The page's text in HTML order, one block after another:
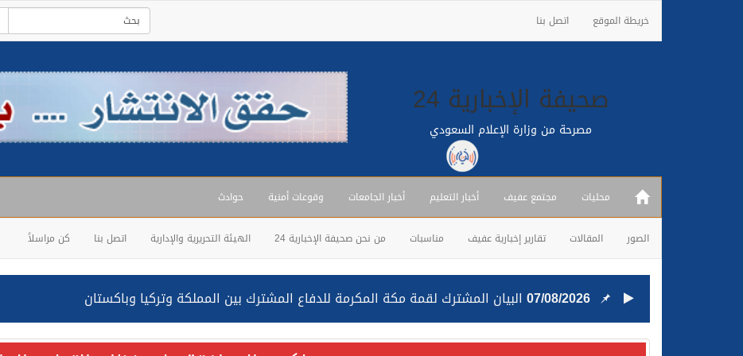
خريطة الموقع اتصل بنا
صحيفة الإخبارية 24
مصرحة من وزارة الإعلام السعودي
محليات مجتمع عفيف أخبار التعليم أخبار الجامعات وقوعات أمنية حوادث
الصور المقالات تقارير إخبارية عفيف مناسبات من نحن صحيفة الإخبارية 24 الهيئة التحريرية والإدارية اتصل بنا كن مراسلاً
07/08/2026 البيان المشترك لقمة مكة المكرمة للدفاع المشترك بين المملكة وتركيا وباكستان
25/07/2026قيادة القوات المشتركة للتحالف: نفذنا عملية رد عسكري متناسبة لأهداف عسكرية مشروعة تابعة